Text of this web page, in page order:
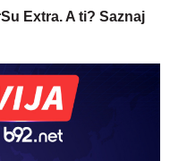
Extra. A ti? Saznaj